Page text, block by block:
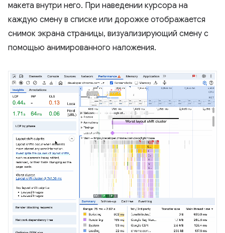
макета внутри него. При наведении курсора на
каждую смену в списке или дорожке отображается
снимок экрана страницы, визуализирующий смену с
помощью анимированного наложения.